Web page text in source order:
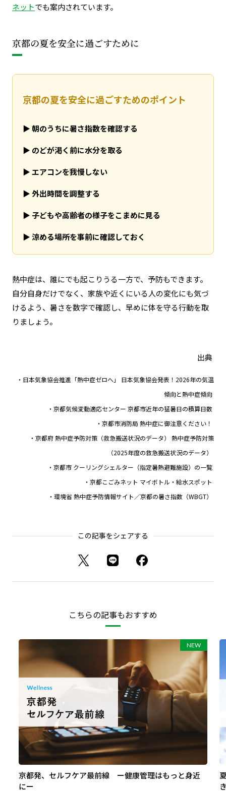
ネットでも案内されています。
京都の夏を安全に過ごすために
京都の夏を安全に過ごすためのポイント
▶朝のうちに暑さ指数を確認する
▶ のどが渇く前に水分を取る
▶エアコンを我慢しない
▶外出時間を調整する
▶ 子どもや高齢者の様子をこまめに見る
▶涼める場所を事前に確認しておく
熱中症は、誰にでも起こりうる一方で、予防もできます。
自分自身だけでなく、家族や近くにいる人の変化にも気づ
けるよう、暑さを数字で確認し、早めに体を守る行動を取
りましょう。
出典
・日本気象協会推進「熱中症ゼロへ」 日本気象協会発表！2026年の気温
傾向と熱中症傾向
・京都気候変動適応センター 京都市近年の猛暑日の積算日数
・京都市消防局 熱中症に御注意ください！
・京都府 熱中症予防対策（救急搬送状況のデータ） 熱中症予防対策
（2025年度の救急搬送状況のデータ）
・京都市 クーリングシェルター（指定暑熱避難施設）の一覧
・京都こごみネット マイボトル・給水スポット
・環境省 熱中症予防情報サイト／京都の暑さ指数（WBGT）
この記事をシェアする
こちらの記事もおすすめ
京都発、セルフケア最前線 ー健康管理はもっと身近
にー